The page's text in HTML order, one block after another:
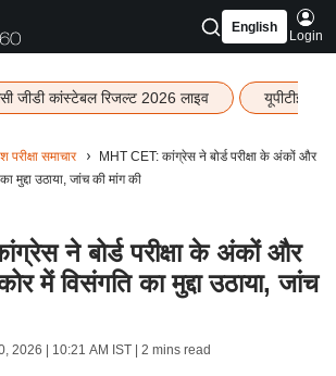
English
Login
जीडी कांस्टेबल रिजल्ट 2026 लाइव यूपीटीईटी
परीक्षा समाचार
MHT CET: कांग्रेस ने बोर्ड परीक्षा के अंकों और
मुद्दा उठाया, जांच की मांग की
ने बोर्ड परीक्षा के अंकों और
में विसंगति का मुद्दा उठाया, जांच
2026 | 10:21 AM IST| 2 mins read